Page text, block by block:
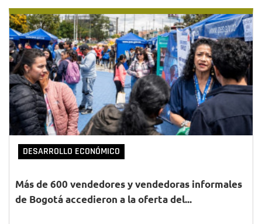
DESARROLLO ECONÓMICO
Más de 600 vendedores y vendedoras informales
de Bogotá accedieron a la oferta del...